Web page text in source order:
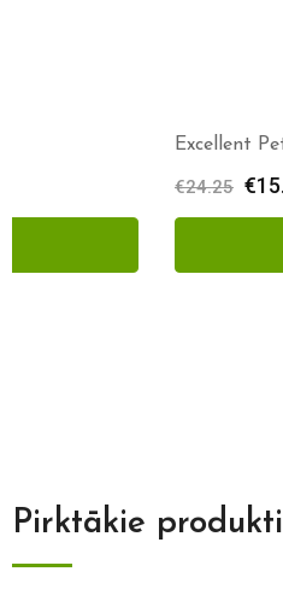
Excellent Pets Shedding Boost
Pirktākie produkti